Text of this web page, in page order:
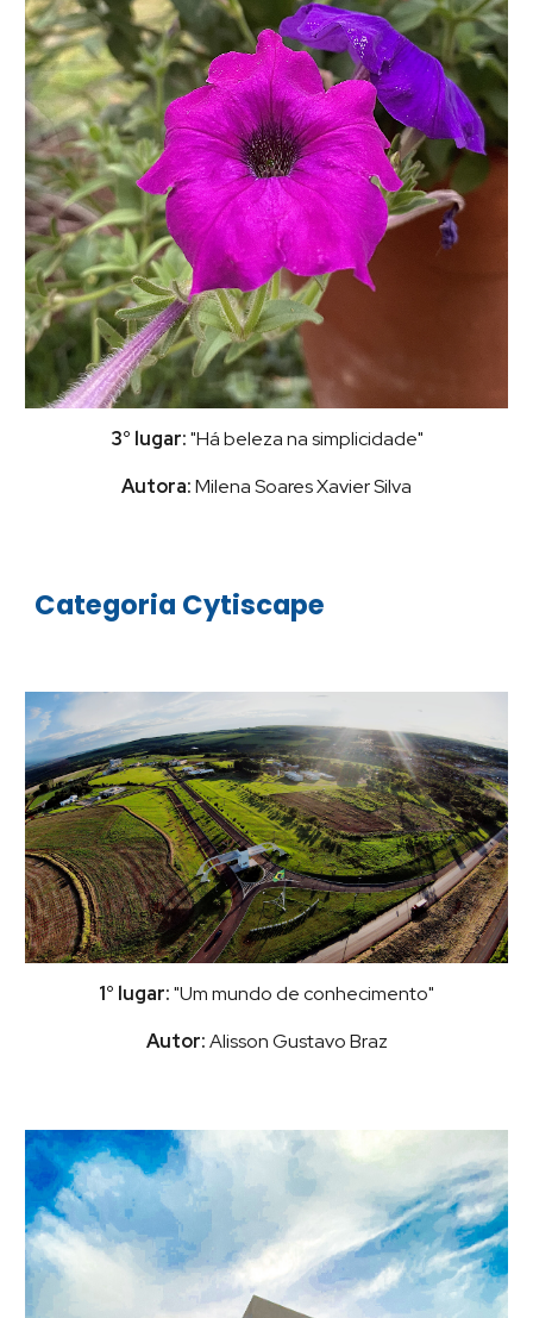
3° lugar:"Há beleza na simplicidade"
Autora:Milena Soares Xavier Silva
Categoria Cytiscape
1° lugar:"Um mundo de conhecimento"
Autor:Alisson Gustavo Braz